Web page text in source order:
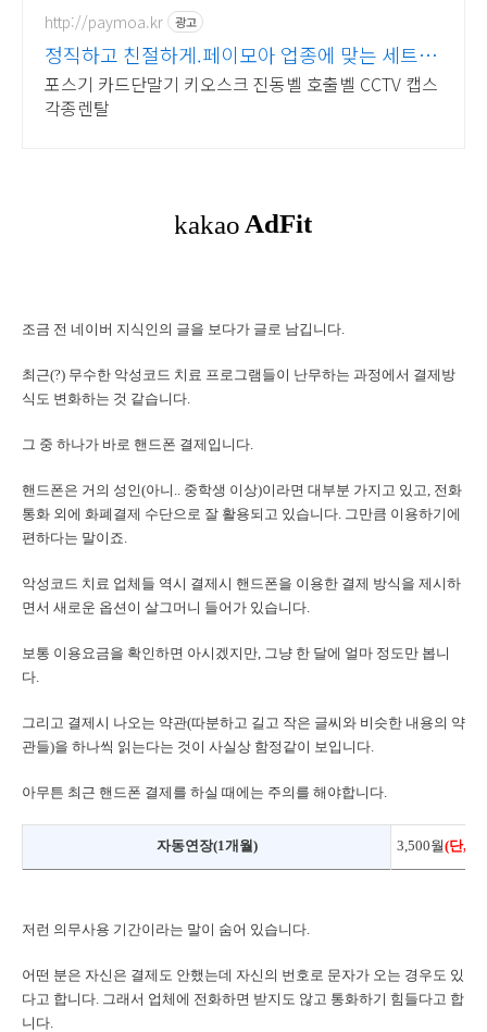
http://paymoa.kr 광고
정직하고 친절하게.페이모아 업종에 맞는 세트상
품 할인
포스기 카드단말기 키오스크 진동벨 호출벨 CCTV 캡스
각종렌탈
조금 전 네이버 지식인의 글을 보다가 글로 남깁니다.
최근(?) 무수한 악성코드 치료 프로그램들이 난무하는 과정에서 결제방
식도 변화하는 것 같습니다.
그 중 하나가 바로 핸드폰 결제입니다.
핸드폰은 거의 성인(아니.. 중학생 이상)이라면 대부분 가지고 있고, 전화
통화 외에 화폐결제 수단으로 잘 활용되고 있습니다. 그만큼 이용하기에
편하다는 말이죠.
악성코드 치료 업체들 역시 결제시 핸드폰을 이용한 결제 방식을 제시하
면서 새로운 옵션이 살그머니 들어가 있습니다.
보통 이용요금을 확인하면 아시겠지만, 그냥 한 달에 얼마 정도만 봅니
다.
그리고 결제시 나오는 약관(따분하고 길고 작은 글씨와 비슷한 내용의 약
관들)을 하나씩 읽는다는 것이 사실상 함정같이 보입니다.
아무튼 최근 핸드폰 결제를 하실 때에는 주의를 해야합니다.
자동연장(1개월) 3,500월(단,4
저런 의무사용 기간이라는 말이 숨어 있습니다.
어떤 분은 자신은 결제도 안했는데 자신의 번호로 문자가 오는 경우도 있
다고 합니다. 그래서 업체에 전화하면 받지도 않고 통화하기 힘들다고 합
니다.